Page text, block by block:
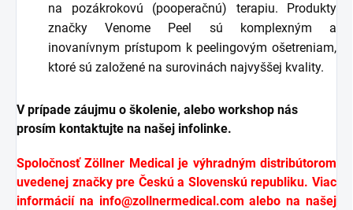
na pozákrokovú (pooperačnú) terapiu. Produkty
značky Venome Peel sú komplexným a
inovanívnym prístupom k peelingovým ošetreniam,
ktoré sú založené na surovinách najvyššej kvality.
V prípade záujmu o školenie, alebo workshop nás
prosím kontaktujte na našej infolinke.
Spoločnosť Zöllner Medical je výhradným distribútorom
uvedenej značky pre Českú a Slovenskú republiku. Viac
informácií na info@zollnermedical.com alebo na našej